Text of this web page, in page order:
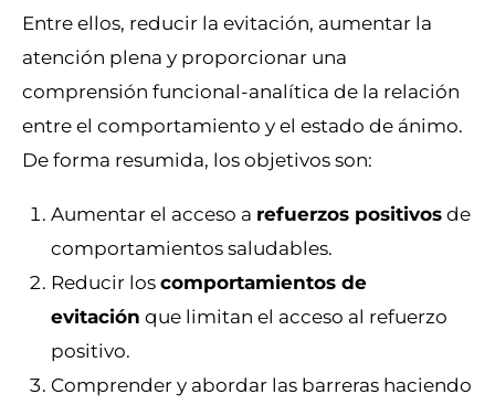
Entre ellos, reducir la evitación, aumentar la
atención plena y proporcionar una
comprensión funcional-analítica de la relación
entre el comportamiento y el estado de ánimo.
De forma resumida, los objetivos son:
Aumentar el acceso a refuerzos positivosde
comportamientos saludables.
Reducir loscomportamientos de
evitación que limitan el acceso al refuerzo
positivo.
Comprender y abordar las barreras haciendo